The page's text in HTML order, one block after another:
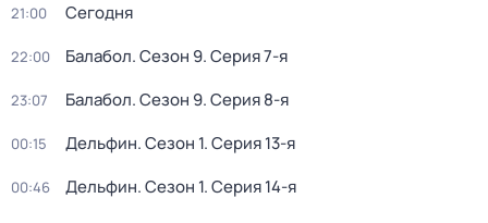
21:00 Сегодня
22:00 Балабол. Сезон 9. Серия 7-я
23:07 Балабол. Сезон 9. Серия 8-я
00:15 Дельфин. Сезон 1. Серия 13-я
00:46 Дельфин. Сезон 1. Серия 14-я